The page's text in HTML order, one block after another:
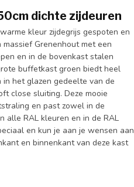
dichte zijdeuren
kleur zijdegrijs gespoten en
Grenenhout met een
en in de bovenkast stalen
buffetkast groen biedt heel
het glazen gedeelte van de
close sluiting. Deze mooie
en past zowel in de
alle RAL kleuren en in de RAL
en kun je aan je wensen aan
en binnenkant van deze kast